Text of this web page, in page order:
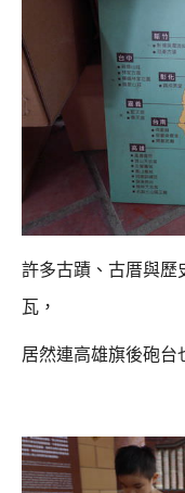
許多古蹟、古厝與歷
瓦，
居然連高雄旗後砲台